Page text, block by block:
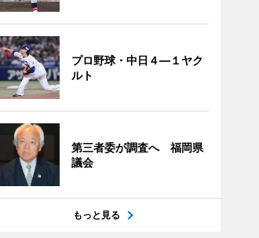
プロ野球・中日４―１ヤク
ルト
第三者委が調査へ 福岡県
議会
もっと見る